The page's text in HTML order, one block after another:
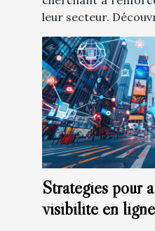
leur secteur.
Stratégies pour
visibilité en